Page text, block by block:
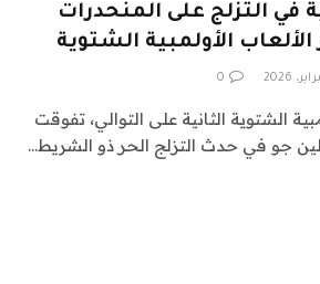
في التزلج على المنحدرات
الأولمبية الشتوية
0
الشتوية الثانية على التوالي، تفوقت
جو في حدث التزلج الحر ذو الشريط…